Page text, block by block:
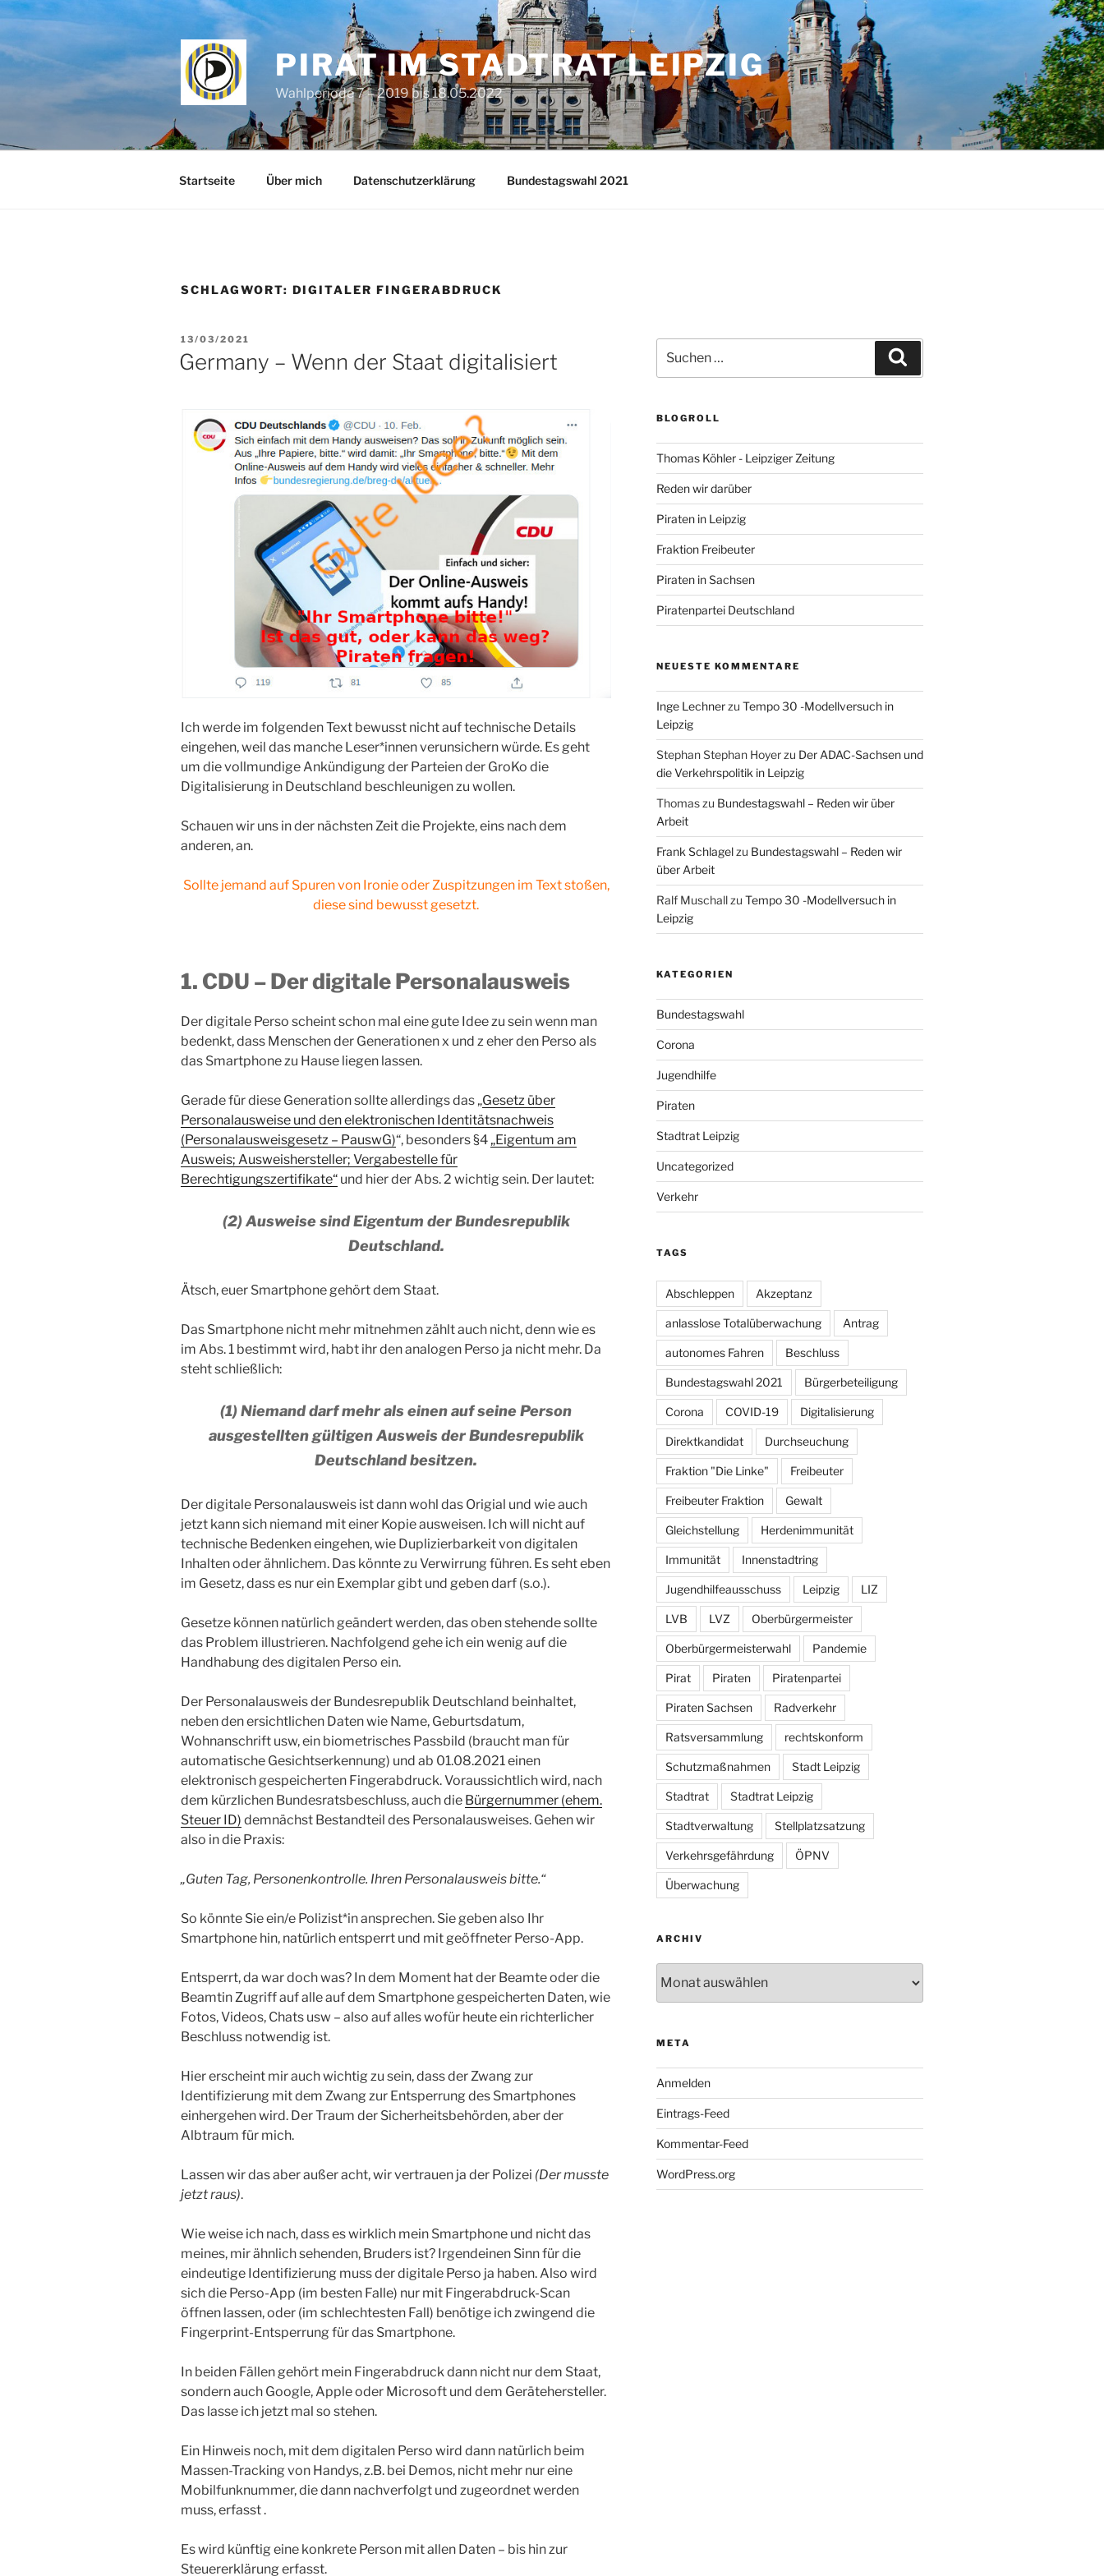
Zum
springen
PIRAT IM STADTRAT LEIPZIG
Wahlperiode 7 – 2019 bis 18.05.2022
Startseite Über mich Datenschutzerklärung Bundestagswahl 2021
SCHLAGWORT: DIGITALER FINGERABDRUCK
VERÖFFENTLICHT
AM
13/03/2021
Germany – Wenn der Staat digitalisiert
Ich werde im folgenden Text bewusst nicht auf technische Details
eingehen, weil das manche Leser*innen verunsichern würde. Es geht
um die vollmundige Ankündigung der Parteien der GroKo die
Digitalisierung in Deutschland beschleunigen zu wollen.
Schauen wir uns in der nächsten Zeit die Projekte, eins nach dem
anderen, an.
Sollte jemand auf Spuren von Ironie oder Zuspitzungen im Text stoßen,
diese sind bewusst gesetzt.
1. CDU – Der digitale Personalausweis
Der digitale Perso scheint schon mal eine gute Idee zu sein wenn man
bedenkt, dass Menschen der Generationen x und z eher den Perso als
das Smartphone zu Hause liegen lassen.
Gerade für diese Generation sollte allerdings das „Gesetz über
Personalausweise und den elektronischen Identitätsnachweis
(Personalausweisgesetz – PauswG)“, besonders §4 „Eigentum am
Ausweis; Ausweishersteller; Vergabestelle für
Berechtigungszertifikate“ und hier der Abs. 2 wichtig sein. Der lautet:
(2) Ausweise sind Eigentum der Bundesrepublik
Deutschland.
Ätsch, euer Smartphone gehört dem Staat.
Das Smartphone nicht mehr mitnehmen zählt auch nicht, denn wie es
im Abs. 1 bestimmt wird, habt ihr den analogen Perso ja nicht mehr. Da
steht schließlich:
(1) Niemand darf mehr als einen auf seine Person
ausgestellten gültigen Ausweis der Bundesrepublik
Deutschland besitzen.
Der digitale Personalausweis ist dann wohl das Origial und wie auch
jetzt kann sich niemand mit einer Kopie ausweisen. Ich will nicht auf
technische Bedenken eingehen, wie Duplizierbarkeit von digitalen
Inhalten oder ähnlichem. Das könnte zu Verwirrung führen. Es seht eben
im Gesetz, dass es nur ein Exemplar gibt und geben darf (s.o.).
Gesetze können natürlich geändert werden, das oben stehende sollte
das Problem illustrieren. Nachfolgend gehe ich ein wenig auf die
Handhabung des digitalen Perso ein.
Der Personalausweis der Bundesrepublik Deutschland beinhaltet,
neben den ersichtlichen Daten wie Name, Geburtsdatum,
Wohnanschrift usw, ein biometrisches Passbild (braucht man für
automatische Gesichtserkennung) und ab 01.08.2021 einen
elektronisch gespeicherten Fingerabdruck. Voraussichtlich wird, nach
dem kürzlichen Bundesratsbeschluss, auch die Bürgernummer (ehem.
Steuer ID) demnächst Bestandteil des Personalausweises. Gehen wir
also in die Praxis:
„Guten Tag, Personenkontrolle. Ihren Personalausweis bitte.“
So könnte Sie ein/e Polizist*in ansprechen. Sie geben also Ihr
Smartphone hin, natürlich entsperrt und mit geöffneter Perso-App.
Entsperrt, da war doch was? In dem Moment hat der Beamte oder die
Beamtin Zugriff auf alle auf dem Smartphone gespeicherten Daten, wie
Fotos, Videos, Chats usw – also auf alles wofür heute ein richterlicher
Beschluss notwendig ist.
Hier erscheint mir auch wichtig zu sein, dass der Zwang zur
Identifizierung mit dem Zwang zur Entsperrung des Smartphones
einhergehen wird. Der Traum der Sicherheitsbehörden, aber der
Albtraum für mich.
Lassen wir das aber außer acht, wir vertrauen ja der Polizei (Der musste
jetzt raus).
Wie weise ich nach, dass es wirklich mein Smartphone und nicht das
meines, mir ähnlich sehenden, Bruders ist? Irgendeinen Sinn für die
eindeutige Identifizierung muss der digitale Perso ja haben. Also wird
sich die Perso-App (im besten Falle) nur mit Fingerabdruck-Scan
öffnen lassen, oder (im schlechtesten Fall) benötige ich zwingend die
Fingerprint-Entsperrung für das Smartphone.
In beiden Fällen gehört mein Fingerabdruck dann nicht nur dem Staat,
sondern auch Google, Apple oder Microsoft und dem Gerätehersteller.
Das lasse ich jetzt mal so stehen.
Ein Hinweis noch, mit dem digitalen Perso wird dann natürlich beim
Massen-Tracking von Handys, z.B. bei Demos, nicht mehr nur eine
Mobilfunknummer, die dann nachverfolgt und zugeordnet werden
muss, erfasst .
Es wird künftig eine konkrete Person mit allen Daten – bis hin zur
Steuererklärung erfasst.
nach:
BLOGROLL
Thomas Köhler - Leipziger Zeitung
Reden wir darüber
Piraten in Leipzig
Fraktion Freibeuter
Piraten in Sachsen
Piratenpartei Deutschland
NEUESTE KOMMENTARE
Inge Lechnerzu Tempo 30 -Modellversuch in
Leipzig
Stephan Stephan Hoyerzu Der ADAC-Sachsen und
die Verkehrspolitik in Leipzig
Thomaszu Bundestagswahl – Reden wir über
Arbeit
Frank Schlagelzu Bundestagswahl – Reden wir
über Arbeit
Ralf Muschallzu Tempo 30 -Modellversuch in
Leipzig
KATEGORIEN
Bundestagswahl
Corona
Jugendhilfe
Piraten
Stadtrat Leipzig
Uncategorized
Verkehr
TAGS
Abschleppen Akzeptanz
anlasslose Totalüberwachung Antrag
autonomes Fahren Beschluss
Bundestagswahl 2021 Bürgerbeteiligung
Corona COVID-19 Digitalisierung
Direktkandidat Durchseuchung
Fraktion "Die Linke" Freibeuter
Freibeuter Fraktion Gewalt
Gleichstellung Herdenimmunität
Immunität Innenstadtring
Jugendhilfeausschuss Leipzig LIZ
LVB LVZ Oberbürgermeister
Oberbürgermeisterwahl Pandemie
Pirat Piraten Piratenpartei
Piraten Sachsen Radverkehr
Ratsversammlung rechtskonform
Schutzmaßnahmen Stadt Leipzig
Stadtrat Stadtrat Leipzig
Stadtverwaltung Stellplatzsatzung
Verkehrsgefährdung ÖPNV
Überwachung
ARCHIV
META
Anmelden
Eintrags-Feed
Kommentar-Feed
WordPress.org